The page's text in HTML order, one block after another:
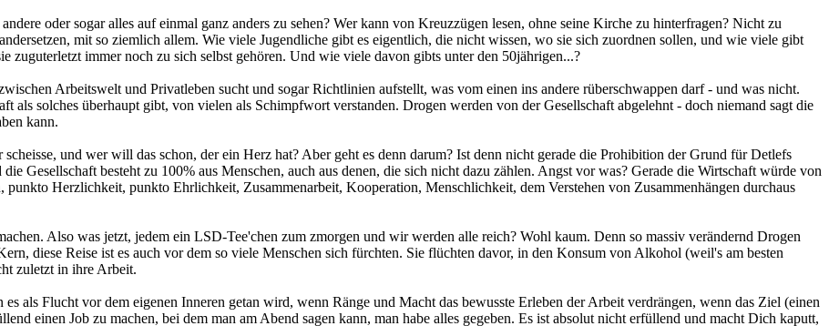
oder sogar alles auf einmal ganz anders zu sehen? Wer kann von Kreuzzügen lesen, ohne seine Kirche zu hinterfragen? Nicht zu
mit so ziemlich allem. Wie viele Jugendliche gibt es eigentlich, die nicht wissen, wo sie sich zuordnen sollen, und wie viele gibt
zuguterletzt immer noch zu sich selbst gehören. Und wie viele davon gibts unter den 50jährigen...?
Arbeitswelt und Privatleben sucht und sogar Richtlinien aufstellt, was vom einen ins andere rüberschwappen darf - und was nicht.
als solches überhaupt gibt, von vielen als Schimpfwort verstanden. Drogen werden von der Gesellschaft abgelehnt - doch niemand sagt die
kann.
und wer will das schon, der ein Herz hat? Aber geht es denn darum? Ist denn nicht gerade die Prohibition der Grund für Detlefs
Gesellschaft besteht zu 100% aus Menschen, auch aus denen, die sich nicht dazu zählen. Angst vor was? Gerade die Wirtschaft würde von
punkto Herzlichkeit, punkto Ehrlichkeit, Zusammenarbeit, Kooperation, Menschlichkeit, dem Verstehen von Zusammenhängen durchaus
Also was jetzt, jedem ein LSD-Tee'chen zum zmorgen und wir werden alle reich? Wohl kaum. Denn so massiv verändernd Drogen
diese Reise ist es auch vor dem so viele Menschen sich fürchten. Sie flüchten davor, in den Konsum von Alkohol (weil's am besten
zuletzt in ihre Arbeit.
als Flucht vor dem eigenen Inneren getan wird, wenn Ränge und Macht das bewusste Erleben der Arbeit verdrängen, wenn das Ziel (einen
einen Job zu machen, bei dem man am Abend sagen kann, man habe alles gegeben. Es ist absolut nicht erfüllend und macht Dich kaputt,